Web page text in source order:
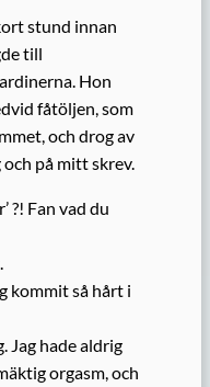
stund innan
till
Hon
fåtöljen, som
och drog av
på mitt skrev.
?! Fan vad du
kommit så hårt i
Jag hade aldrig
orgasm, och